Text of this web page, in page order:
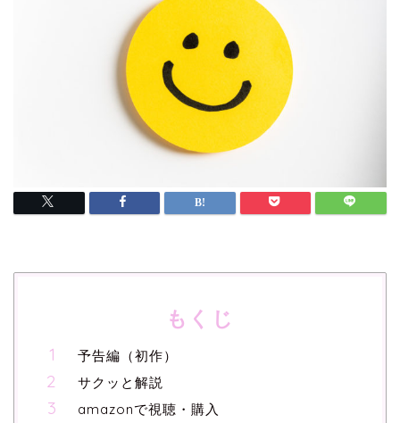
もくじ
予告編（初作）
サクッと解説
amazonで視聴・購入